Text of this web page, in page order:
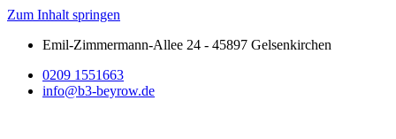
Zum Inhalt springen
Emil-Zimmermann-Allee 24 - 45897 Gelsenkirchen
0209 1551663
info@b3-beyrow.de